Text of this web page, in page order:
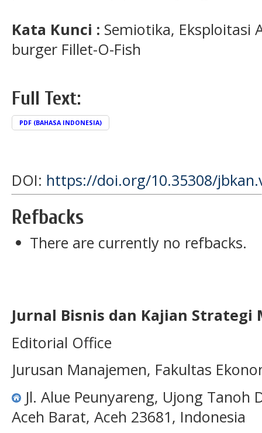
Kata Kunci : Semiotika, Eksploitasi
burger Fillet-O-Fish
Full Text:
PDF (BAHASA INDONESIA)
DOI: https://doi.org/10.35308/
Refbacks
There are currently no refbacks.
Jurnal Bisnis dan Kajian Strategi
Editorial Office
Jurusan Manajemen, Fakultas
Jl. Alue Peunyareng, Ujong
Aceh Barat, Aceh 23681, Indonesia